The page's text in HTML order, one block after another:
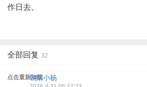
作日去。
全部回复 32
点击重新加载朝阳小杨